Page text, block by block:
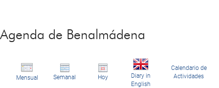
Agenda de Benalmádena
Mensual Semanal Hoy
Diary in
English
Calendario de
Actividades